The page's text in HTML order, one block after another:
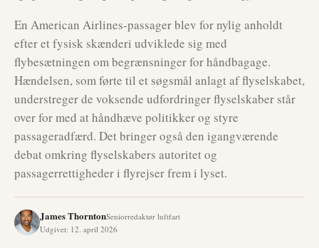
En American Airlines-passager blev for nylig anholdt
efter et fysisk skænderi udviklede sig med
flybesætningen om begrænsninger for håndbagage.
Hændelsen, som førte til et søgsmål anlagt af flyselskabet,
understreger de voksende udfordringer flyselskaber står
over for med at håndhæve politikker og styre
passageradfærd. Det bringer også den igangværende
debat omkring flyselskabers autoritet og
passagerrettigheder i flyrejser frem i lyset.
James ThorntonSeniorredaktør luftfart
Udgivet: 12. april 2026